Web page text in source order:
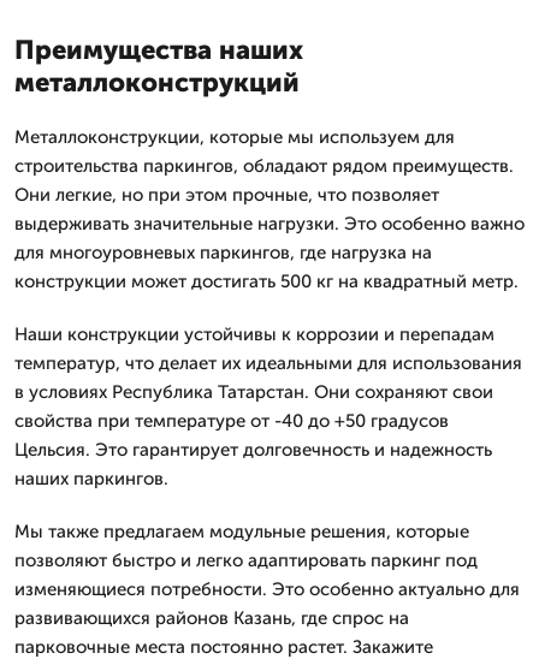
Преимущества наших
металлоконструкций
Металлоконструкции, которые мы используем для
строительства паркингов, обладают рядом преимуществ.
Они легкие, но при этом прочные, что позволяет
выдерживать значительные нагрузки. Это особенно важно
для многоуровневых паркингов, где нагрузка на
конструкции может достигать 500 кг на квадратный метр.
Наши конструкции устойчивы к коррозии и перепадам
температур, что делает их идеальными для использования
в условиях Республика Татарстан. Они сохраняют свои
свойства при температуре от -40 до +50 градусов
Цельсия. Это гарантирует долговечность и надежность
наших паркингов.
Мы также предлагаем модульные решения, которые
позволяют быстро и легко адаптировать паркинг под
изменяющиеся потребности. Это особенно актуально для
развивающихся районов Казань, где спрос на
парковочные места постоянно растет. Закажите